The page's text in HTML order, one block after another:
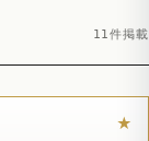
11件掲載